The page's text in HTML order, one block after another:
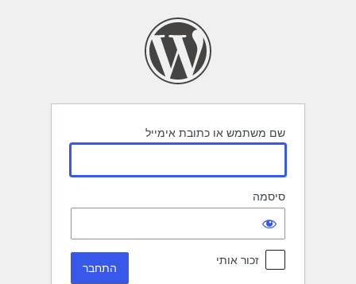
שם משתמש או כתובת אימייל
סיסמה
זכור אותי